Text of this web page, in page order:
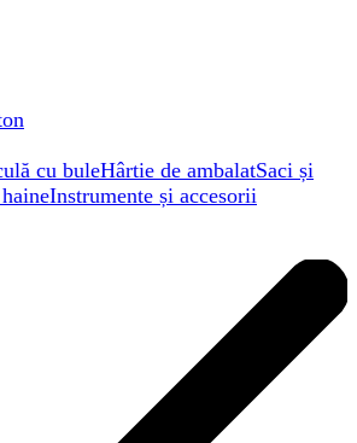
cu buleHârtie de ambalatSaci și
Instrumente și accesorii